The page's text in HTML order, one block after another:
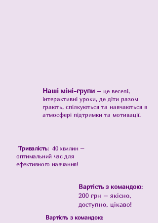
Наші міні-групи – це веселі,
інтерактивні уроки, де діти разом
грають, спілкуються та навчаються в
атмосфері підтримки та мотивації.
Тривалість: 40 хвилин –
оптимальний час для
ефективного навчання!
Вартість з командою:
200 грн – якісно,
доступно, цікаво!
Вартість з командою: